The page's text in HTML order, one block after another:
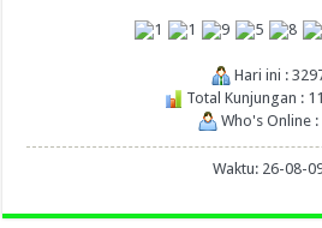
Hari ini :
Total Kunjungan :
Who's Online :
Waktu: 26-08-